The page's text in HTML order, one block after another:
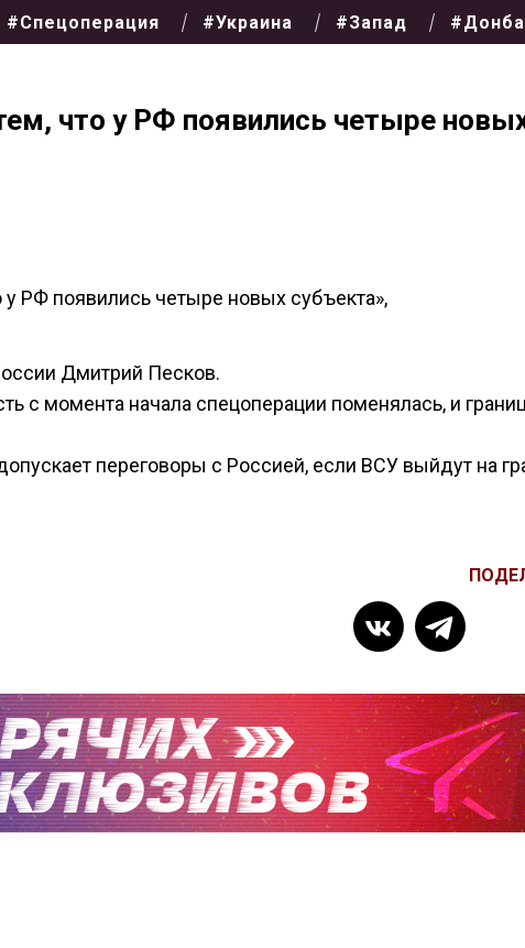
#Спецоперация #Украина #Запад
что у РФ появились четыре
у РФ появились четыре новых субъекта»,
Дмитрий Песков.
с момента начала спецоперации поменялась, и
переговоры с Россией, если ВСУ выйдут на